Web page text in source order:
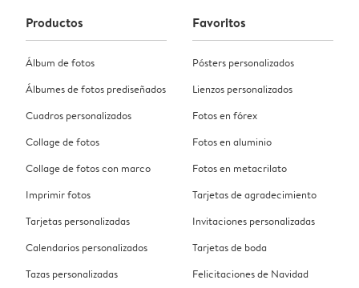
Productos
Álbum de fotos
Álbumes de fotos prediseñados
Cuadros personalizados
Collage de fotos
Collage de fotos con marco
Imprimir fotos
Tarjetas personalizadas
Calendarios personalizados
Tazas personalizadas
Favoritos
Pósters personalizados
Lienzos personalizados
Fotos en fórex
Fotos en aluminio
Fotos en metacrilato
Tarjetas de agradecimiento
Invitaciones personalizadas
Tarjetas de boda
Felicitaciones de Navidad